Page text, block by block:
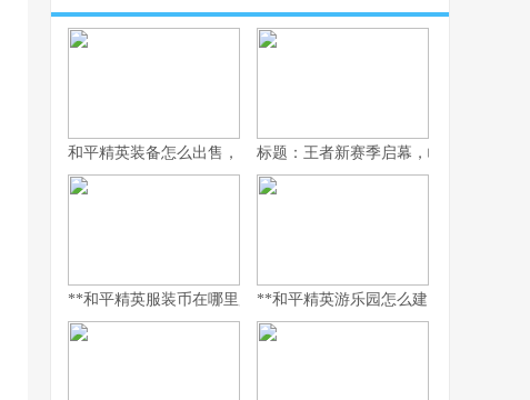
和平精英装备怎么出售，资深玩家的交易谋略副标题，虚拟战场的
标题：王者新赛季启幕，峡谷变革与玩
**和平精英服装币在哪里用，老兵的时尚购物指南，副标题，揭秘
**和平精英游乐园怎么建：从虚拟战场